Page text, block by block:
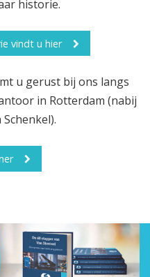
historie.
vindt u hier
u gerust bij ons langs
in Rotterdam (nabij